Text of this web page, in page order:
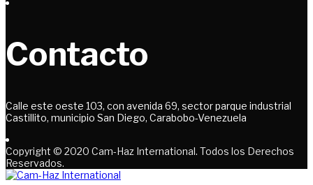
Contacto
Calle este oeste 103, con avenida 69, sector parque industrial
Castillito, municipio San Diego, Carabobo-Venezuela
Copyright © 2020 Cam-Haz International. Todos los Derechos
Reservados.